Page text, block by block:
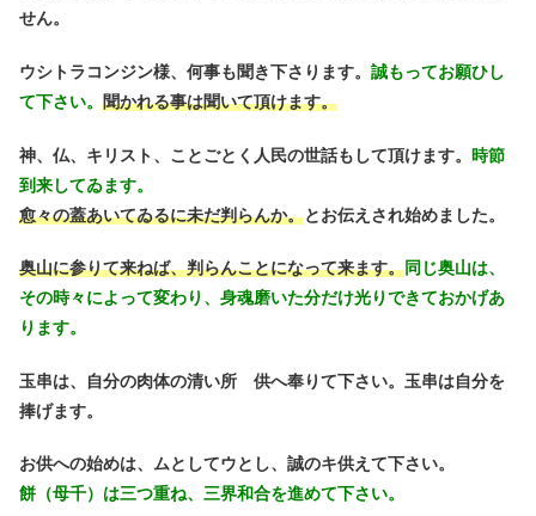
せん。
ウシトラコンジン様、何事も聞き下さります。 誠もってお願ひし
て下さい。 聞かれる事は聞いて頂けます。
神、仏、キリスト、ことごとく人民の世話もして頂けます。 時節
到来してゐます。
愈々の蓋あいてゐるに未だ判らんか。とお伝えされ始めました。
奥山に参りて来ねば、判らんことになって来ます。同じ奥山は、
その時々によって変わり、身魂磨いた分だけ光りできておかげあ
ります。
玉串は、自分の肉体の清い所 供へ奉りて下さい。玉串は自分を
捧げます。
お供への始めは、ムとしてウとし、誠のキ供えて下さい。
餅（母千）は三つ重ね、三界和合を進めて下さい。